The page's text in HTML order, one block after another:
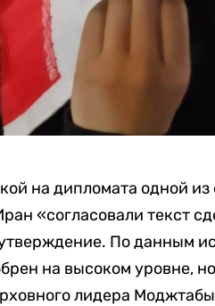
на дипломата одной
«согласовали текст
По данным
на высоком уровне,
лидера